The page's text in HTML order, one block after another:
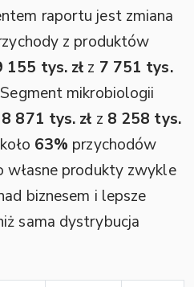
raportu jest zmiana
z produktów
155 tys. zł z 7 751 tys.
mikrobiologii
8 871 tys. zł z 8 258 tys.
63% przychodów
własne produkty zwykle
biznesem i lepsze
sama dystrybucja